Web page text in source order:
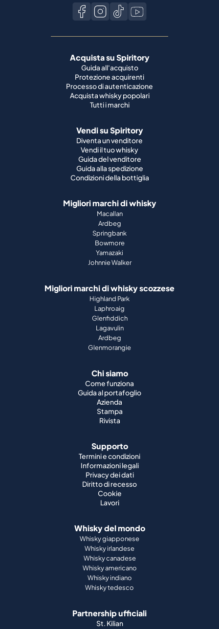
Acquista su Spiritory
Guida all'acquisto
Protezione acquirenti
Processo di autenticazione
Acquista whisky popolari
Tutti i marchi
Vendi su Spiritory
Diventa un venditore
Vendi il tuo whisky
Guida del venditore
Guida alla spedizione
Condizioni della bottiglia
Migliori marchi di whisky
Macallan
Ardbeg
Springbank
Bowmore
Yamazaki
Johnnie Walker
Migliori marchi di whisky scozzese
Highland Park
Laphroaig
Glenfiddich
Lagavulin
Ardbeg
Glenmorangie
Chi siamo
Come funziona
Guida al portafoglio
Azienda
Stampa
Rivista
Supporto
Termini e condizioni
Informazioni legali
Privacy dei dati
Diritto di recesso
Cookie
Lavori
Whisky del mondo
Whisky giapponese
Whisky irlandese
Whisky canadese
Whisky americano
Whisky indiano
Whisky tedesco
Partnership ufficiali
St. Kilian